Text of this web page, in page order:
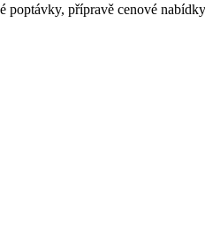
poptávky, přípravě cenové